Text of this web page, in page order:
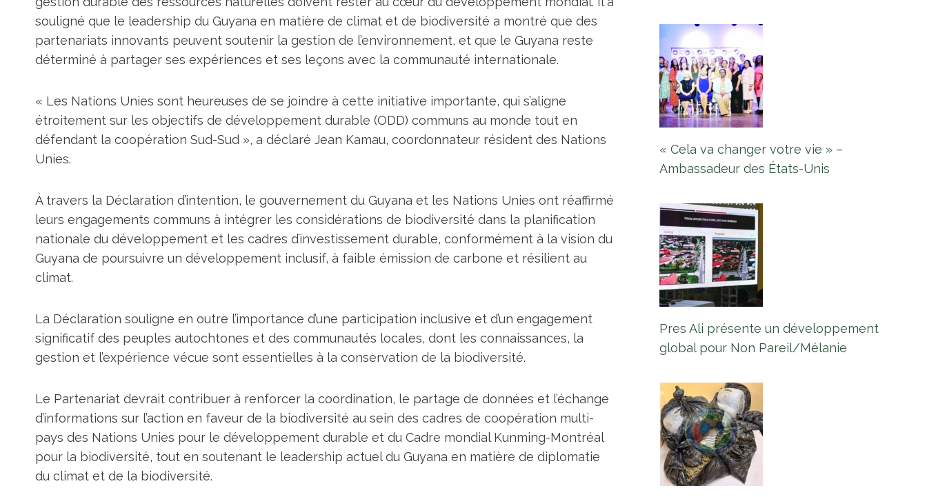
souligné que le leadership du Guyana en matière de climat et de biodiversité a montré que des
partenariats innovants peuvent soutenir la gestion de l’environnement, et que le Guyana reste
déterminé à partager ses expériences et ses leçons avec la communauté internationale.
« Les Nations Unies sont heureuses de se joindre à cette initiative importante, qui s’aligne
étroitement sur les objectifs de développement durable (ODD) communs au monde tout en
défendant la coopération Sud-Sud », a déclaré Jean Kamau, coordonnateur résident des Nations
Unies.
À travers la Déclaration d’intention, le gouvernement du Guyana et les Nations Unies ont réaffirmé
leurs engagements communs à intégrer les considérations de biodiversité dans la planification
nationale du développement et les cadres d’investissement durable, conformément à la vision du
Guyana de poursuivre un développement inclusif, à faible émission de carbone et résilient au
climat.
La Déclaration souligne en outre l’importance d’une participation inclusive et d’un engagement
significatif des peuples autochtones et des communautés locales, dont les connaissances, la
gestion et l’expérience vécue sont essentielles à la conservation de la biodiversité.
Le Partenariat devrait contribuer à renforcer la coordination, le partage de données et l’échange
d’informations sur l’action en faveur de la biodiversité au sein des cadres de coopération multi-
pays des Nations Unies pour le développement durable et du Cadre mondial Kunming-Montréal
pour la biodiversité, tout en soutenant le leadership actuel du Guyana en matière de diplomatie
du climat et de la biodiversité.
« Cela va changer votre vie » –
Ambassadeur des États-Unis
Pres Ali présente un développement
global pour Non Pareil/Mélanie